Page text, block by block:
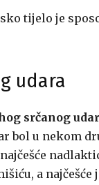
tijelo je
udara
srčanog
bol u nekom
najčešće
a